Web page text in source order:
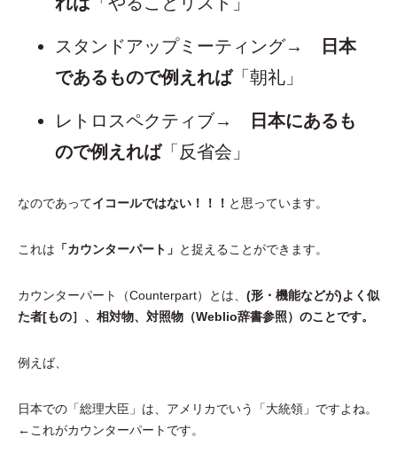
スタンドアップミーティング→
日本
であるもので例えれば「朝礼」
レトロスペクティブ→
日本にあるも
ので例えれば「反省会」
なのであってイコールではない！！！ と思っています。
これは 「カウンターパート」 と捉えることができます。
カウンターパート（Counterpart）とは、 (形・機能などが)よく似
た者[もの］、相対物、対照物（Weblio辞書参照）のことです。
例えば、
日本での「総理大臣」は、アメリカでいう「大統領」ですよね。
←これがカウンターパートです。